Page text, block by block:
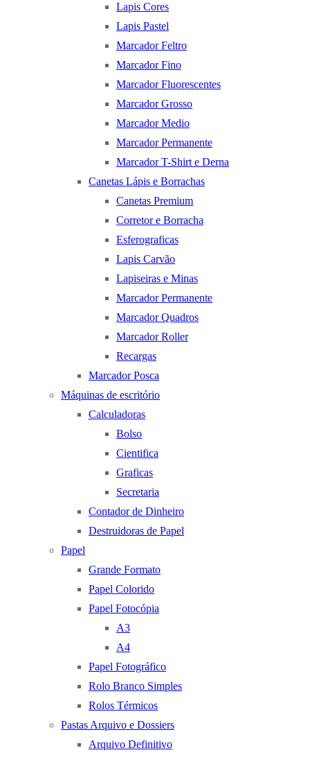
Lapis Cores
Lapis Pastel
Marcador Feltro
Marcador Fino
Marcador Fluorescentes
Marcador Grosso
Marcador Medio
Marcador Permanente
Marcador T-Shirt e Derna
Canetas Lápis e Borrachas
Canetas Premium
Corretor e Borracha
Esferograficas
Lapis Carvão
Lapiseiras e Minas
Marcador Permanente
Marcador Quadros
Marcador Roller
Recargas
Marcador Posca
Máquinas de escritório
Calculadoras
Bolso
Cientifica
Graficas
Secretaria
Contador de Dinheiro
Destruidoras de Papel
Papel
Grande Formato
Papel Colorido
Papel Fotocópia
A3
A4
Papel Fotográfico
Rolo Branco Simples
Rolos Térmicos
Pastas Arquivo e Dossiers
Arquivo Definitivo